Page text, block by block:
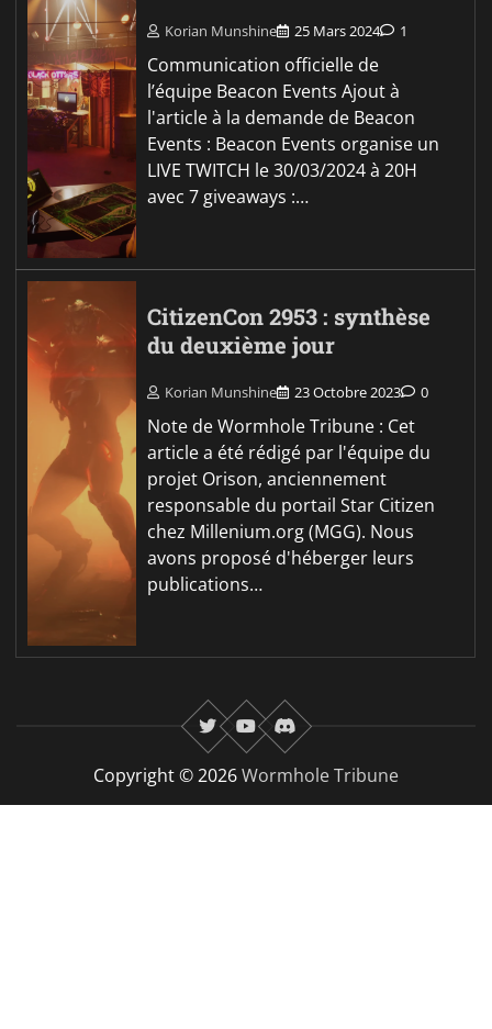
Korian Munshine 25 Mars 2024 1
Communication officielle de
l’équipe Beacon Events Ajout à
l'article à la demande de Beacon
Events : Beacon Events organise un
LIVE TWITCH le 30/03/2024 à 20H
avec 7 giveaways :…
CitizenCon 2953 : synthèse
du deuxième jour
Korian Munshine 23 Octobre 2023 0
Note de Wormhole Tribune : Cet
article a été rédigé par l'équipe du
projet Orison, anciennement
responsable du portail Star Citizen
chez Millenium.org (MGG). Nous
avons proposé d'héberger leurs
publications…
twitteryoutubeDiscord
Copyright © 2026Wormhole Tribune